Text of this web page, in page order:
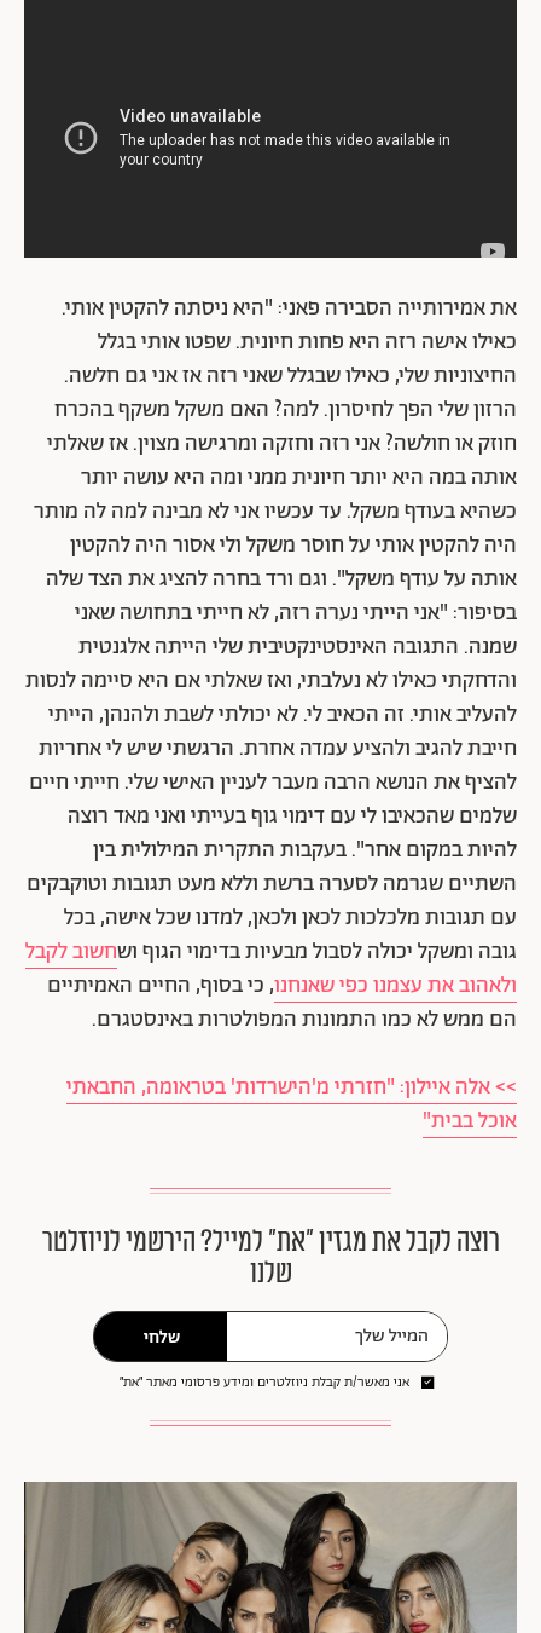
את אמירותייה הסבירה פאני: "היא ניסתה להקטין אותי.
כאילו אישה רזה היא פחות חיונית. שפטו אותי בגלל
החיצוניות שלי, כאילו שבגלל שאני רזה אז אני גם חלשה.
הרזון שלי הפך לחיסרון. למה? האם משקל משקף בהכרח
חוזק או חולשה? אני רזה וחזקה ומרגישה מצוין. אז שאלתי
אותה במה היא יותר חיונית ממני ומה היא עושה יותר
כשהיא בעודף משקל. עד עכשיו אני לא מבינה למה לה מותר
היה להקטין אותי על חוסר משקל ולי אסור היה להקטין
אותה על עודף משקל". וגם ורד בחרה להציג את הצד שלה
בסיפור: "אני הייתי נערה רזה, לא חייתי בתחושה שאני
שמנה. התגובה האינסטינקטיבית שלי הייתה אלגנטית
והדחקתי כאילו לא נעלבתי, ואז שאלתי אם היא סיימה לנסות
להעליב אותי. זה הכאיב לי. לא יכולתי לשבת ולהנהן, הייתי
חייבת להגיב ולהציע עמדה אחרת. הרגשתי שיש לי אחריות
להציף את הנושא הרבה מעבר לעניין האישי שלי. חייתי חיים
שלמים שהכאיבו לי עם דימוי גוף בעייתי ואני מאד רוצה
להיות במקום אחר". בעקבות התקרית המילולית בין
השתיים שגרמה לסערה ברשת וללא מעט תגובות וטוקבקים
עם תגובות מלכלכות לכאן ולכאן, למדנו שכל אישה, בכל
גובה ומשקל יכולה לסבול מבעיות בדימוי הגוף ושחשוב לקבל
ולאהוב את עצמנו כפי שאנחנו, כי בסוף, החיים האמיתיים
הם ממש לא כמו התמונות המפולטרות באינסטגרם.
>> אלה איילון: "חזרתי מ'הישרדות' בטראומה, החבאתי
אוכל בבית"
רוצה לקבל את מגזין ״את״ למייל? הירשמי לניוזלטר
שלנו
שלחי
אני מאשר/ת קבלת ניוזלטרים ומידע פרסומי מאתר ״את״